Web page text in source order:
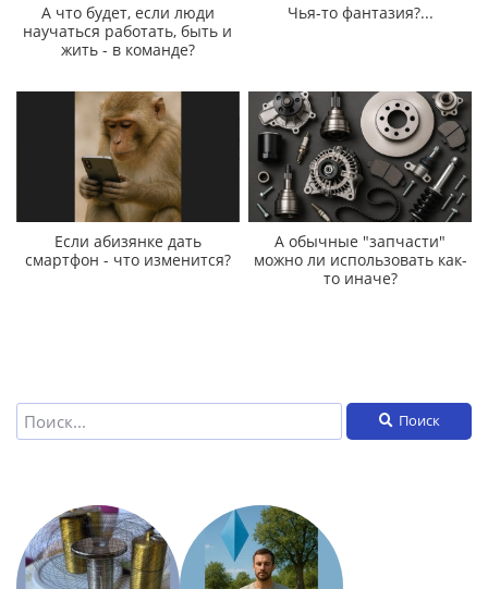
А что будет, если люди
научаться работать, быть и
жить - в команде?
Чья-то фантазия?...
Если абизянке дать
смартфон - что изменится?
А обычные "запчасти"
можно ли использовать как-
то иначе?
Поиск